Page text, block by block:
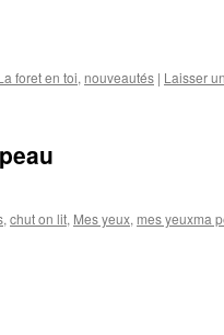
foret en toi, nouveautés | Laisser
, chut on lit, Mes yeux, mes yeuxma